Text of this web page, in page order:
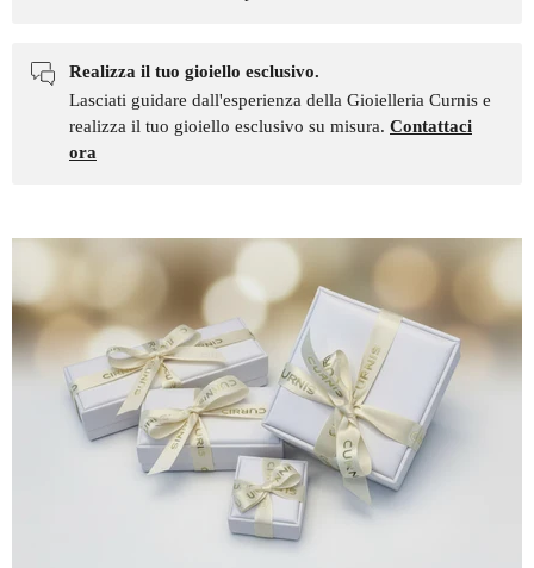
Realizza il tuo gioiello esclusivo.
Lasciati guidare dall'esperienza della Gioielleria Curnis e
realizza il tuo gioiello esclusivo su misura. Contattaci
ora